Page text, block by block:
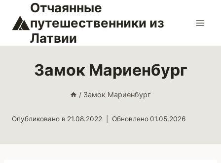
Перейти
содержимому
Отчаянные
путешественники из
Латвии
Замок Мариенбург
/ Замок Мариенбург
Опубликовано в 21.08.2022 Обновлено 01.05.2026